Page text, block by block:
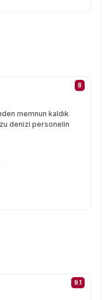
8
memnun kaldık
denizi personelin
9.1